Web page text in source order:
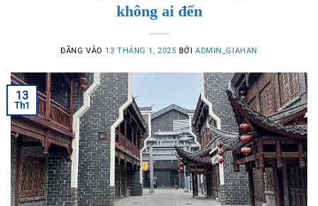
không ai đến
ĐĂNG VÀO 13 THÁNG 1, 2025 BỞIADMIN_GIAHAN
13
Th1